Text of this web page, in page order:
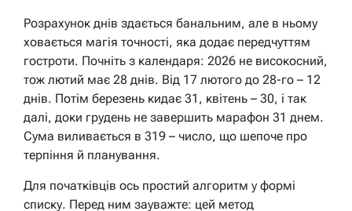
Розрахунок днів здається банальним, але в ньому
ховається магія точності, яка додає передчуттям
гостроти. Почніть з календаря: 2026 не високосний,
тож лютий має 28 днів. Від 17 лютого до 28-го – 12
днів. Потім березень кидає 31, квітень – 30, і так
далі, доки грудень не завершить марафон 31 днем.
Сума виливається в 319 – число, що шепоче про
терпіння й планування.
Для початківців ось простий алгоритм у формі
списку. Перед ним зауважте: цей метод